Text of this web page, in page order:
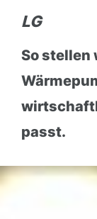
LG
So stellen
passt.